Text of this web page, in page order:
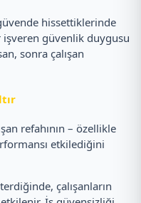
hissettiklerinde
güvenlik duygusu
sonra çalışan
refahının – özellikle
etkilediğini
çalışanların